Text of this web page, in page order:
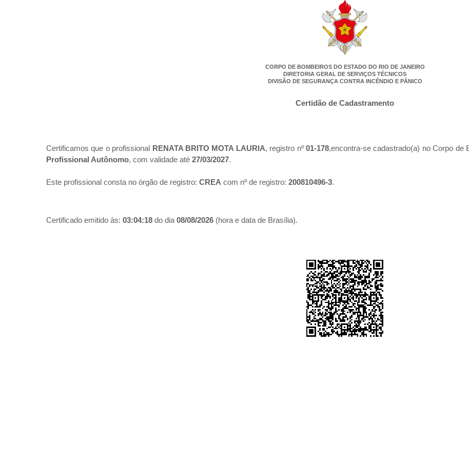
CORPO DE BOMBEIROS DO ESTADO DO RIO DE JANEIRO
DIRETORIA GERAL DE SERVIÇOS TÉCNICOS
DIVISÃO DE SEGURANÇA CONTRA INCÊNDIO E PÂNICO
Certidão de Cadastramento
Certificamos que o profissional RENATA BRITO MOTA LAURIA, registro nº01-178,encontra-se cadastrado(a) no Corpo de
Profissional Autônomo, com validade até 27/03/2027.
Este profissional consta no órgão de registro: CREA com nº de registro: 200810496-3.
Certificado emitido às: 03:04:18 do dia 08/08/2026 (hora e data de Brasília).